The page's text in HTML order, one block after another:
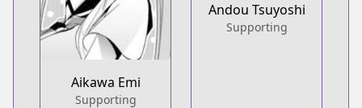
Aikawa Emi
Supporting
Andou Tsuyoshi
Supporting